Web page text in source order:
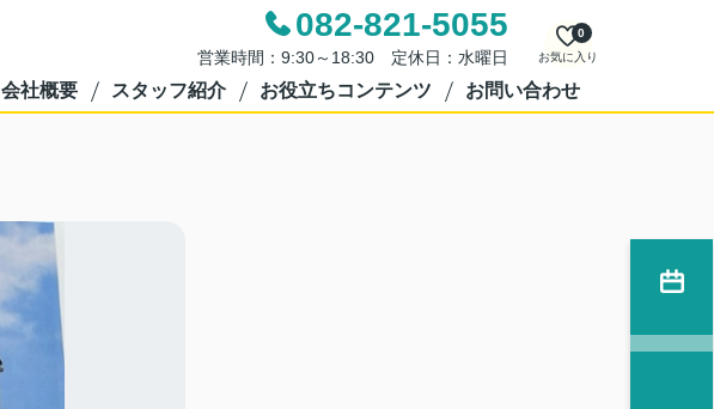
082-821-5055
営業時間：9:30～18:30 定休日：水曜日 お気に入り
0
会社概要 スタッフ紹介 お役立ちコンテンツ お問い合わせ